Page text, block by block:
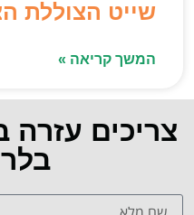
שייט הצוללת
המשך קריאה »
צריכים עזרה